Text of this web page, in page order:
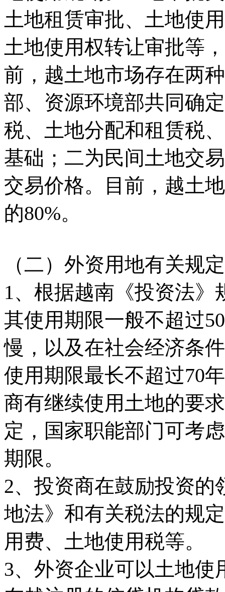
土地租赁审批、土地使
土地使用权转让审批等
前，越土地市场存在两
部、资源环境部共同确
税、土地分配和租赁税
基础；二为民间土地交
交易价格。目前，越土
的80%。
（二）外资用地有关规定
1、根据越南《投资法
其使用期限一般不超过
慢，以及在社会经济条
使用期限最长不超过70
商有继续使用土地的要
定，国家职能部门可考
期限。
2、投资商在鼓励投资
地法》和有关税法的规
用费、土地使用税等。
3、外资企业可以土地